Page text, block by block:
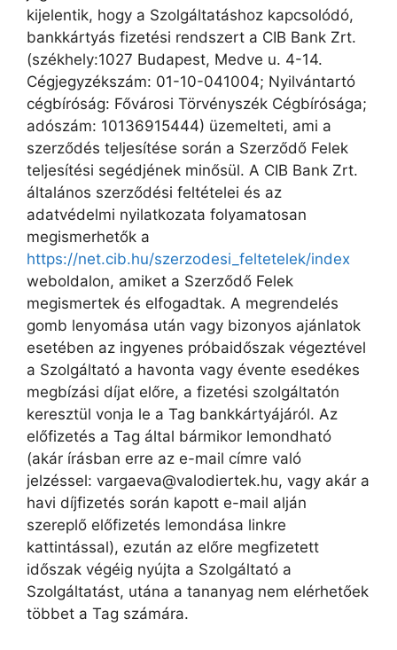
kijelentik, hogy a Szolgáltatáshoz kapcsolódó,
bankkártyás fizetési rendszert a CIB Bank Zrt.
(székhely:1027 Budapest, Medve u. 4-14.
Cégjegyzékszám: 01-10-041004; Nyilvántartó
cégbíróság: Fővárosi Törvényszék Cégbírósága;
adószám: 10136915444) üzemelteti, ami a
szerződés teljesítése során a Szerződő Felek
teljesítési segédjének minősül. A CIB Bank Zrt.
általános szerződési feltételei és az
adatvédelmi nyilatkozata folyamatosan
megismerhetők a
https://net.cib.hu/szerzodesi_feltetelek/index
weboldalon, amiket a Szerződő Felek
megismertek és elfogadtak. A megrendelés
gomb lenyomása után vagy bizonyos ajánlatok
esetében az ingyenes próbaidőszak végeztével
a Szolgáltató a havonta vagy évente esedékes
megbízási díjat előre, a fizetési szolgáltatón
keresztül vonja le a Tag bankkártyájáról. Az
előfizetés a Tag által bármikor lemondható
(akár írásban erre az e-mail címre való
jelzéssel: vargaeva@valodiertek.hu, vagy akár a
havi díjfizetés során kapott e-mail alján
szereplő előfizetés lemondása linkre
kattintással), ezután az előre megfizetett
időszak végéig nyújta a Szolgáltató a
Szolgáltatást, utána a tananyag nem elérhetőek
többet a Tag számára.